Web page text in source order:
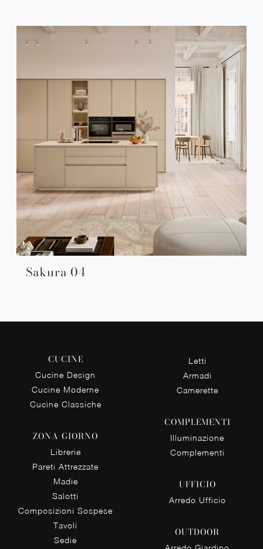
Sakura 04
CUCINE
Cucine Design
Cucine Moderne
Cucine Classiche
ZONA GIORNO
Librerie
Pareti Attrezzate
Madie
Salotti
Composizioni Sospese
Tavoli
Sedie
Letti
Armadi
Camerette
COMPLEMENTI
Illuminazione
Complementi
UFFICIO
Arredo Ufficio
OUTDOOR